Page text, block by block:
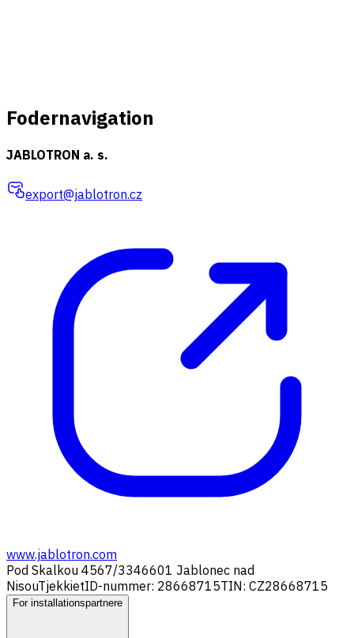
Fodernavigation
JABLOTRON a. s.
export@jablotron.cz
www.jablotron.com
Pod Skalkou 4567/3346601 Jablonec nad
NisouTjekkietID-nummer: 28668715TIN: CZ28668715
For installationspartnere